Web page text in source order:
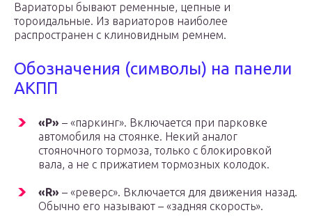
Вариаторы бывают ременные, цепные и
тороидальные. Из вариаторов наиболее
распространен с клиновидным ремнем.
Обозначения (символы) на панели
АКПП
«P» – «паркинг». Включается при парковке
автомобиля на стоянке. Некий аналог
стояночного тормоза, только с блокировкой
вала, а не с прижатием тормозных колодок.
«R» – «реверс». Включается для движения назад.
Обычно его называют – «задняя скорость».